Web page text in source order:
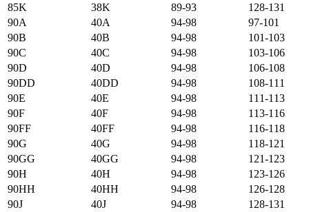
85K
38K 89-93
128-131
90А
40А 94-98
97-101
90B
40B 94-98
101-103
90C
40C 94-98
103-106
90D
40D 94-98
106-108
90DD
40DD 94-98
108-111
90E
40E 94-98
111-113
90F
40F 94-98
113-116
90FF
40FF 94-98
116-118
90G
40G 94-98
118-121
90GG
40GG 94-98
121-123
90H
40H 94-98
123-126
90HH
40HH 94-98
126-128
90J
40J 94-98
128-131